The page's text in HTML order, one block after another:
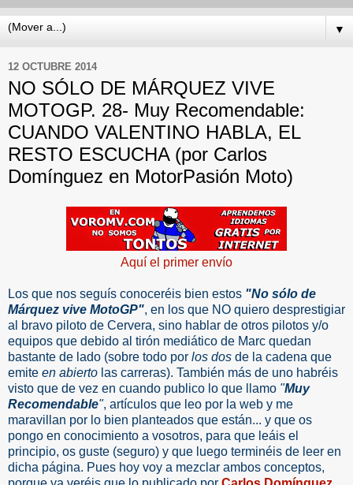
▼
12 OCTUBRE 2014
NO SÓLO DE MÁRQUEZ VIVE
MOTOGP. 28- Muy Recomendable:
CUANDO VALENTINO HABLA, EL
RESTO ESCUCHA (por Carlos
Domínguez en MotorPasión Moto)
Aquí el primer envío
Los que nos seguís conoceréis bien estos "No sólo de
Márquez vive MotoGP", en los que NO quiero desprestigiar
al bravo piloto de Cervera, sino hablar de otros pilotos y/o
equipos que debido al tirón mediático de Marc quedan
bastante de lado (sobre todo por los dos de la cadena que
emite en abierto las carreras). También más de uno habréis
visto que de vez en cuando publico lo que llamo "Muy
Recomendable", artículos que leo por la web y me
maravillan por lo bien planteados que están... y que os
pongo en conocimiento a vosotros, para que leáis el
principio, os guste (seguro) y que luego terminéis de leer en
dicha página. Pues hoy voy a mezclar ambos conceptos,